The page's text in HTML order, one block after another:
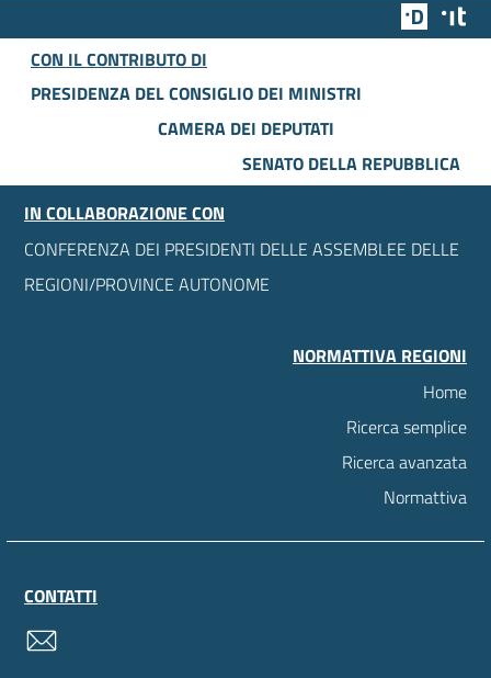
Team
CON IL CONTRIBUTO DI
PRESIDENZA DEL CONSIGLIO DEI MINISTRI
CAMERA DEI DEPUTATI
SENATO DELLA REPUBBLICA
IN COLLABORAZIONE CON
CONFERENZA DEI PRESIDENTI DELLE ASSEMBLEE DELLE
REGIONI/PROVINCE AUTONOME
NORMATTIVA REGIONI
Home
Ricerca semplice
Ricerca avanzata
Normattiva
CONTATTI